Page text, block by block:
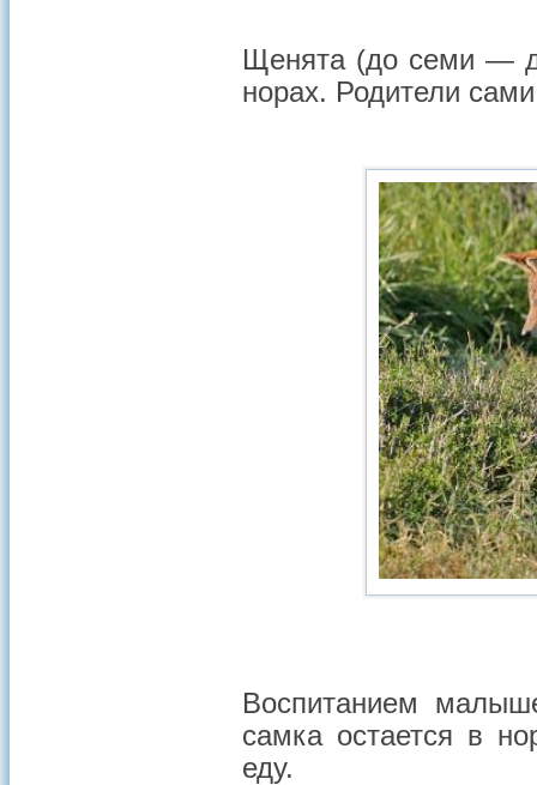
Щенята (до семи —
норах. Родители
Воспитанием
самка остается в
еду.